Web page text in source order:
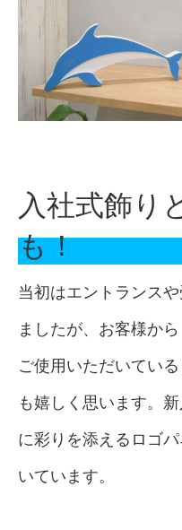
入社式飾り
も！
当初はエントランス
ましたが、お客様から
ご使用いただいてい
も嬉しく思います。
に彩りを添えるロゴ
いています。